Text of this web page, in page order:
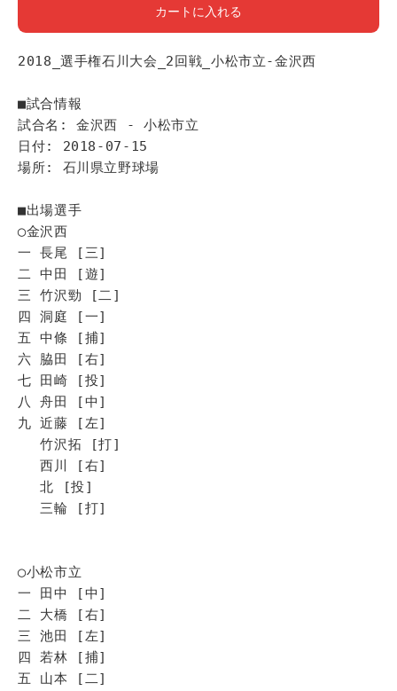
カートに入れる
2018_選手権石川大会_2回戦_小松市立-金沢西
■試合情報
試合名: 金沢西 - 小松市立
日付: 2018-07-15
場所: 石川県立野球場
■出場選手
◯金沢西
一 長尾 [三]
二 中田 [遊]
三 竹沢勁 [二]
四 洞庭 [一]
五 中條 [捕]
六 脇田 [右]
七 田崎 [投]
八 舟田 [中]
九 近藤 [左]
竹沢拓 [打]
西川 [右]
北 [投]
三輪 [打]
◯小松市立
一 田中 [中]
二 大橋 [右]
三 池田 [左]
四 若林 [捕]
五 山本 [二]